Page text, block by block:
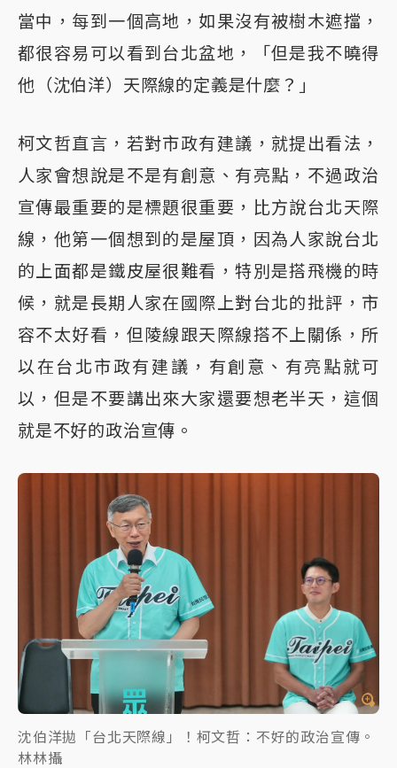
當中，每到一個高地，如果沒有被樹木遮擋，
都很容易可以看到台北盆地，「但是我不曉得
他（沈伯洋）天際線的定義是什麼？」
柯文哲直言，若對市政有建議，就提出看法，
人家會想說是不是有創意、有亮點，不過政治
宣傳最重要的是標題很重要，比方說台北天際
線，他第一個想到的是屋頂，因為人家說台北
的上面都是鐵皮屋很難看，特別是搭飛機的時
候，就是長期人家在國際上對台北的批評，市
容不太好看，但陵線跟天際線搭不上關係，所
以在台北市政有建議，有創意、有亮點就可
以，但是不要講出來大家還要想老半天，這個
就是不好的政治宣傳。
沈伯洋拋「台北天際線」！柯文哲：不好的政治宣傳。
林林攝